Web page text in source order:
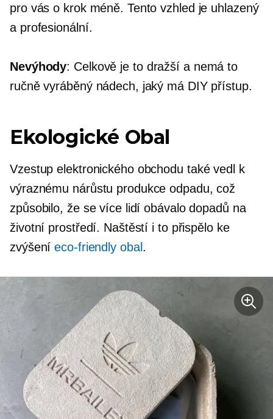
pro vás o krok méně. Tento vzhled je uhlazený
a profesionální.
Nevýhody: Celkově je to dražší a nemá to
ručně vyráběný nádech, jaký má DIY přístup.
Ekologické Obal
Vzestup elektronického obchodu také vedl k
výraznému nárůstu produkce odpadu, což
způsobilo, že se více lidí obávalo dopadů na
životní prostředí. Naštěstí i to přispělo ke
zvýšeníeco-friendly obal .